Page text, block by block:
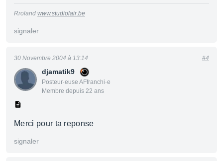
Rroland www.studiolair.be
signaler
djamatik9
Posteur·euse AFfranchi·e
Membre depuis 22 ans
30 Novembre 2004 à 13:14 #4
Merci pour ta reponse
signaler